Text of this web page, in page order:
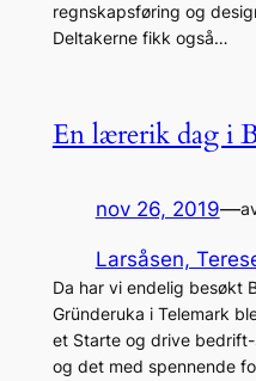
regnskapsføring og
Deltakerne fikk også…
En lærerik dag i
nov 26, 2019—
Larsåsen,
Da har vi endelig besøkt
Gründeruka i Telemark
et Starte og drive
og det med spennende